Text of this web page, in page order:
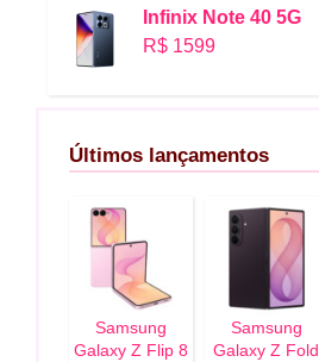
Infinix Note 40 5G
R$ 1599
Últimos lançamentos
Samsung
Galaxy Z Flip 8
Samsung
Galaxy Z Fold